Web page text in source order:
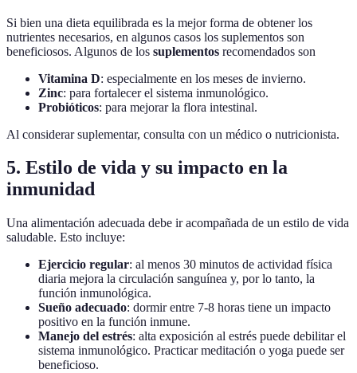
Si bien una dieta equilibrada es la mejor forma de obtener los
nutrientes necesarios, en algunos casos los suplementos son
beneficiosos. Algunos de los suplementos recomendados son
Vitamina D: especialmente en los meses de invierno.
Zinc: para fortalecer el sistema inmunológico.
Probióticos: para mejorar la flora intestinal.
Al considerar suplementar, consulta con un médico o nutricionista.
5. Estilo de vida y su impacto en la
inmunidad
Una alimentación adecuada debe ir acompañada de un estilo de vida
saludable. Esto incluye:
Ejercicio regular: al menos 30 minutos de actividad física
diaria mejora la circulación sanguínea y, por lo tanto, la
función inmunológica.
Sueño adecuado: dormir entre 7-8 horas tiene un impacto
positivo en la función inmune.
Manejo del estrés: alta exposición al estrés puede debilitar el
sistema inmunológico. Practicar meditación o yoga puede ser
beneficioso.